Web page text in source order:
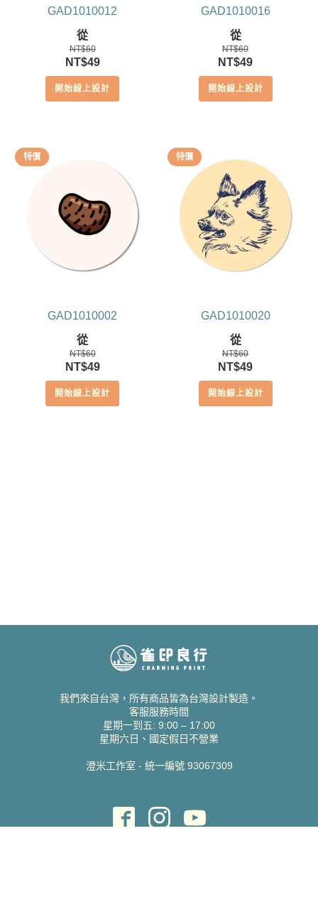
GAD1010012
從
NT$60
原
始
價
NT$49目
前
價
開始線上設計
GAD1010016
從
NT$60
原
始
價
NT$49目
前
價
開始線上設計
特價
GAD1010002
從
NT$60
原
始
價
NT$49目
前
價
開始線上設計
特價
GAD1010020
從
NT$60
原
始
價
NT$49目
前
價
開始線上設計
我們來自台灣，所有商品皆為台灣設計製造。
客服服務時間
星期一到五: 9:00 – 17:00
星期六日、國定假日不營業
澄米工作室 - 統一編號 93067309